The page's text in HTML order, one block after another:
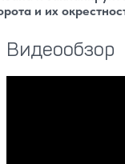
и их
Видеообзор